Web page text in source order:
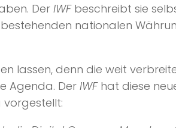
Der IWFbeschreibt sie
nationalen
lassen, denn die weit
Agenda. DerIWFhat diese